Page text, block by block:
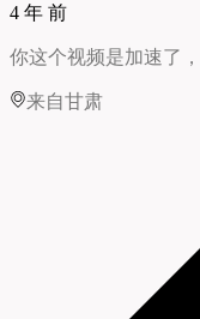
4 年 前
你这个视频是加速了
来自甘肃